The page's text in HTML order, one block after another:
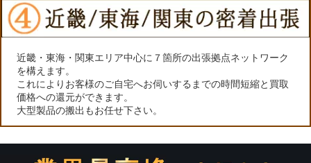
近畿・東海・関東エリア中心に７箇所の出張拠点ネットワーク
を構えます。
これによりお客様のご自宅へお伺いするまでの時間短縮と買取
価格への還元ができます。
大型製品の搬出もお任せ下さい。